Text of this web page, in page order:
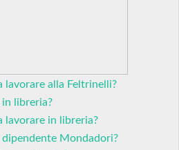
lavorare alla Feltrinelli?
in libreria?
lavorare in libreria?
Mondadori?